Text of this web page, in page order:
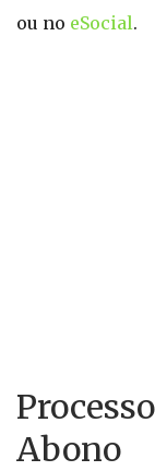
ou no eSocial.
Abono